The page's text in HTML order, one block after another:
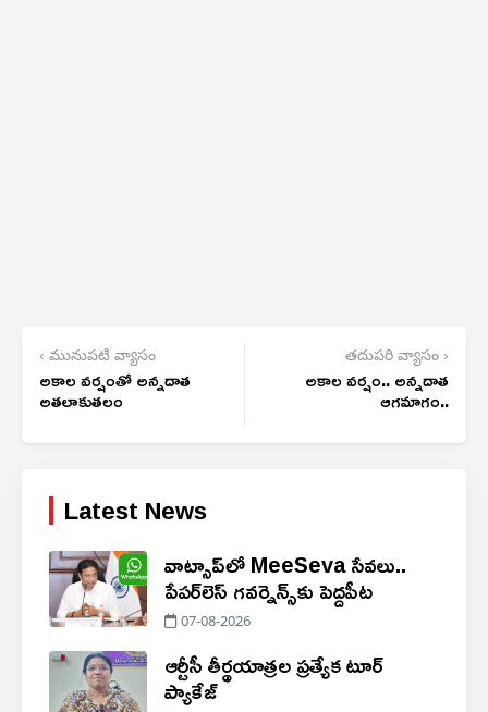
‹ మునుపటి వ్యాసం
అకాల వర్షంతో అన్నదాత
అతలాకుతలం
తదుపరి వ్యాసం ›
అకాల వర్షం.. అన్నదాత
ఆగమాగం..
Latest News
వాట్సాప్‌లో MeeSeva సేవలు..
పేపర్‌లెస్ గవర్నెన్స్‌కు పెద్దపీట
07-08-2026
ఆర్టీసీ తీర్థయాత్రల ప్రత్యేక టూర్
ప్యాకేజ్